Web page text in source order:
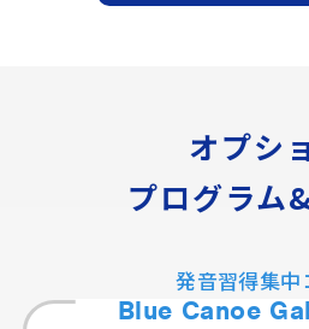
オプシ
プログラム
発音習得集中
Blue Canoe